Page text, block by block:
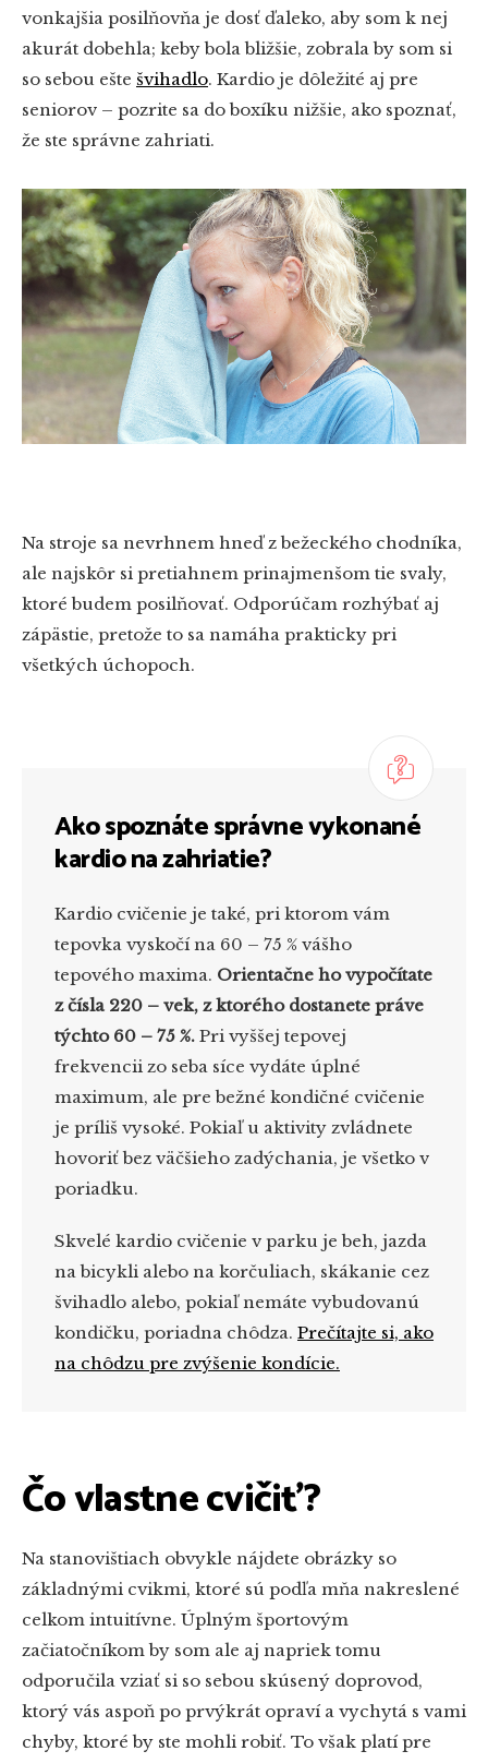
vonkajšia posilňovňa je dosť ďaleko, aby som k nej
akurát dobehla; keby bola bližšie, zobrala by som si
so sebou ešte švihadlo. Kardio je dôležité aj pre
seniorov – pozrite sa do boxíku nižšie, ako spoznať,
že ste správne zahriati.
Na stroje sa nevrhnem hneď z bežeckého chodníka,
ale najskôr si pretiahnem prinajmenšom tie svaly,
ktoré budem posilňovať. Odporúčam rozhýbať aj
zápästie, pretože to sa namáha prakticky pri
všetkých úchopoch.
Ako spoznáte správne vykonané
kardio na zahriatie?
Kardio cvičenie je také, pri ktorom vám
tepovka vyskočí na 60 – 75 % vášho
tepového maxima. Orientačne ho vypočítate
z čísla 220 – vek, z ktorého dostanete práve
týchto 60 – 75 %. Pri vyššej tepovej
frekvencii zo seba síce vydáte úplné
maximum, ale pre bežné kondičné cvičenie
je príliš vysoké. Pokiaľ u aktivity zvládnete
hovoriť bez väčšieho zadýchania, je všetko v
poriadku.
Skvelé kardio cvičenie v parku je beh, jazda
na bicykli alebo na korčuliach, skákanie cez
švihadlo alebo, pokiaľ nemáte vybudovanú
kondičku, poriadna chôdza. Prečítajte si, ako
na chôdzu pre zvýšenie kondície.
Čo vlastne cvičiť?
Na stanovištiach obvykle nájdete obrázky so
základnými cvikmi, ktoré sú podľa mňa nakreslené
celkom intuitívne. Úplným športovým
začiatočníkom by som ale aj napriek tomu
odporučila vziať si so sebou skúsený doprovod,
ktorý vás aspoň po prvýkrát opraví a vychytá s vami
chyby, ktoré by ste mohli robiť. To však platí pre